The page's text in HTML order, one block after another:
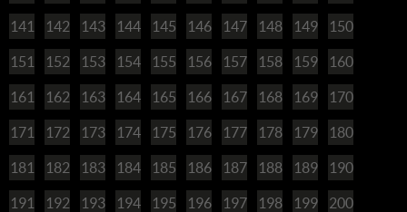
141 142 143 144 145 146 147 148 149 150
151 152 153 154 155 156 157 158 159 160
161 162 163 164 165 166 167 168 169 170
171 172 173 174 175 176 177 178 179 180
181 182 183 184 185 186 187 188 189 190
191 192 193 194 195 196 197 198 199 200